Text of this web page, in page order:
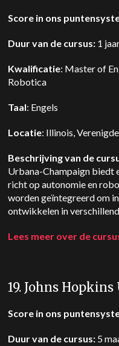
Score in ons
Duur van de cursus: 1
Kwalificatie: Master of
Robotica
Taal: Engels
Locatie: Illinois,
Beschrijving van de
Urbana-Champaign biedt
richt op autonomie en
worden geïntegreerd om
ontwikkelen in
Lees meer over de
19. Johns
Score in ons
Duur van de cursus: 5